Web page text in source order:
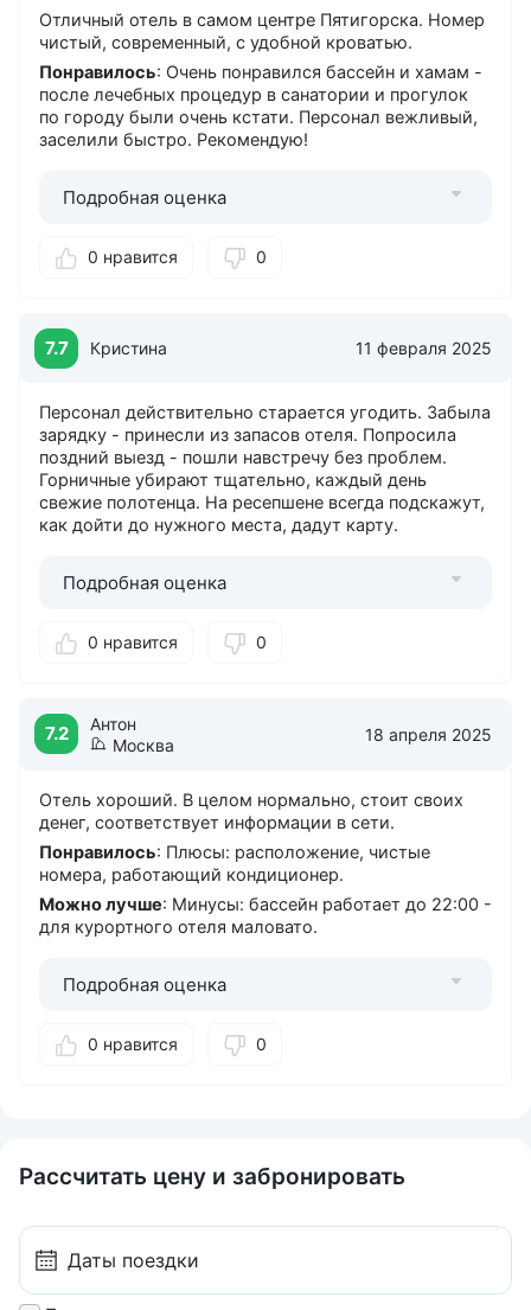
Отличный отель в самом центре Пятигорска. Номер
чистый, современный, с удобной кроватью.
Понравилось: Очень понравился бассейн и хамам -
после лечебных процедур в санатории и прогулок
по городу были очень кстати. Персонал вежливый,
заселили быстро. Рекомендую!
Подробная оценка
0 нравится 0
7.7 Кристина 11 февраля 2025
Персонал действительно старается угодить. Забыла
зарядку - принесли из запасов отеля. Попросила
поздний выезд - пошли навстречу без проблем.
Горничные убирают тщательно, каждый день
свежие полотенца. На ресепшене всегда подскажут,
как дойти до нужного места, дадут карту.
Подробная оценка
0 нравится 0
7.2
Антон
Москва
18 апреля 2025
Отель хороший. В целом нормально, стоит своих
денег, соответствует информации в сети.
Понравилось: Плюсы: расположение, чистые
номера, работающий кондиционер.
Можно лучше: Минусы: бассейн работает до 22:00 -
для курортного отеля маловато.
Подробная оценка
0 нравится 0
Рассчитать цену и забронировать